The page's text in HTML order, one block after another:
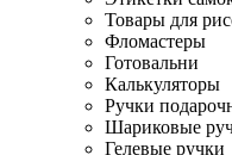
Товары для
Фломастеры
Готовальни
Калькуляторы
Ручки
Шариковые
Гелевые ручки